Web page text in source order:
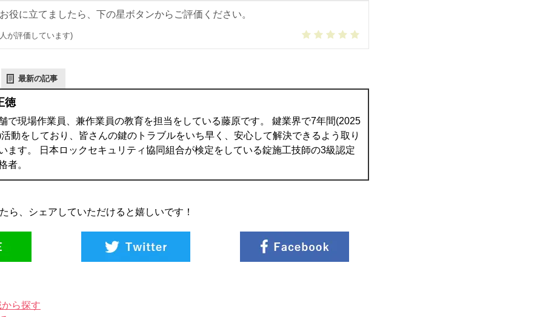
役に立てましたら、下の星ボタンからご評価ください。
が評価しています)
最新の記事
徳
で現場作業員、兼作業員の教育を担当をしている藤原です。 鍵業界で7年間(2025
動をしており、皆さんの鍵のトラブルをいち早く、安心して解決できるよう取り
ます。 日本ロックセキュリティ協同組合が検定をしている錠施工技師の3級認定
者。
ら、シェアしていただけると嬉しいです！
ら探す